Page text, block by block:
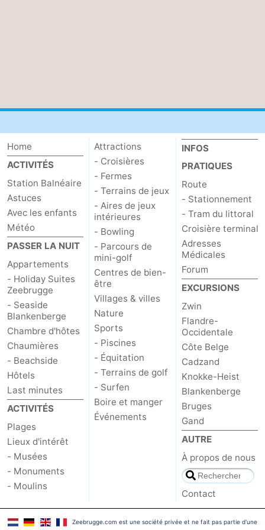
Nature
Het
-
Knokke-
-
Wenduine
-
Le
Coq
-
Bredene
-
Ostende
-
Middelkerke
Westende
Météo
Contact
Home
ACTIVITÉS
Station Balnéaire
Astuces
Avec les enfants
Météo
PASSER LA NUIT
Appartements
- Holiday Suites
Zeebrugge
- Seaside
Blankenberge
Chambre d'hôtes
Chaumières
- Beachside
Hôtels
Last minutes
ACTIVITÉS
Plages
Lieux d'intérêt
- Musées
- Monuments
- Moulins
Attractions
- Croisières
- Fermes
- Terrains de jeux
- Aires de jeux
intérieures
- Bowling
- Parcours de
mini-golf
Centres de bien-
être
Villages & villes
Nature
Sports
- Piscines
- Équitation
- Terrains de golf
- Surfen
Boire et manger
Événements
INFOS
PRATIQUES
Route
- Stationnement
- Tram du littoral
Croisière terminal
Adresses
Médicales
Forum
EXCURSIONS
Zwin
Flandre-
Occidentale
Côte Belge
Cadzand
Knokke-Heist
Blankenberge
Bruges
Gand
AUTRE
À propos de nous
Contact
Zeebrugge.com est une société privée et ne fait pas partie d'une